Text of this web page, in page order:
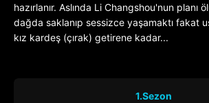
hazırlanır. Aslında Li Changshou'nun planı
dağda saklanıp sessizce yaşamaktı fakat
kız kardeş (çırak) getirene kadar...
1.Sezon